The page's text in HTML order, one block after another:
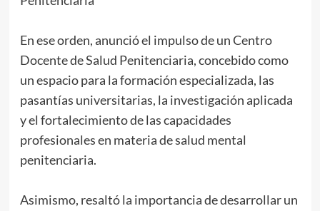
En ese orden, anunció el impulso de un Centro
Docente de Salud Penitenciaria, concebido como
un espacio para la formación especializada, las
pasantías universitarias, la investigación aplicada
y el fortalecimiento de las capacidades
profesionales en materia de salud mental
penitenciaria.
Asimismo, resaltó la importancia de desarrollar un